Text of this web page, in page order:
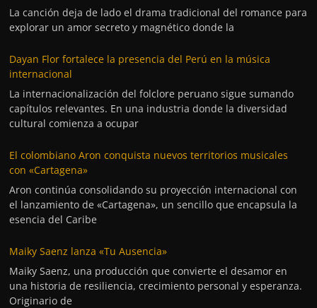
La canción deja de lado el drama tradicional del romance para
explorar un amor secreto y magnético donde la
Dayan Flor fortalece la presencia del Perú en la música
internacional
La internacionalización del folclore peruano sigue sumando
capítulos relevantes. En una industria donde la diversidad
cultural comienza a ocupar
El colombiano Aron conquista nuevos territorios musicales
con «Cartagena»
Aron continúa consolidando su proyección internacional con
el lanzamiento de «Cartagena», un sencillo que encapsula la
esencia del Caribe
Maiky Saenz lanza «Tu Ausencia»
Maiky Saenz, una producción que convierte el desamor en
una historia de resiliencia, crecimiento personal y esperanza.
Originario de